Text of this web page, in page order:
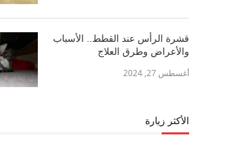
قشرة الرأس عند القطط.. الأسباب
والأعراض وطرق العلاج
أغسطس 27, 2024
الأكثر زيارة